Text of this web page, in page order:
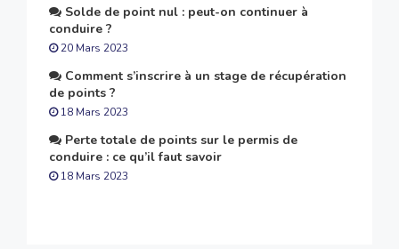
Solde de point nul : peut-on continuer à
conduire ?
20 Mars 2023
Comment s’inscrire à un stage de récupération
de points ?
18 Mars 2023
Perte totale de points sur le permis de
conduire : ce qu’il faut savoir
18 Mars 2023